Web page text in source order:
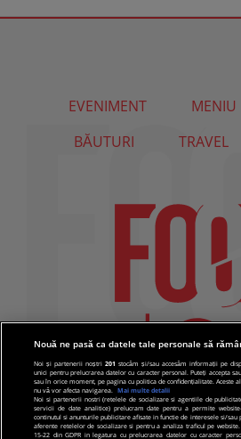
EVENIMENT MENIU
BĂUTURI
TRAVEL
Nouă ne pasă ca datele tale personale să
Noi și partenerii noștri201 stocăm și/sau accesăm informații pe
unici pentru prelucrarea datelor cu caracter personal. Puteți accepta
sau în orice moment, pe pagina cu politica de confidențialitate.
nu vă vor afecta navigarea.
Mai multe detalii
Noi si partenerii nostri (retelele de socializare si agentiile de
servicii de date analitice) prelucram date pentru a permite
continutul si anunturile publicitare afisate in functie de interesele si/
aferente retelelor de socializare si pentru a analiza traficul pe
15-22 din GDPR in legatura cu prelucrarea datelor cu caracter